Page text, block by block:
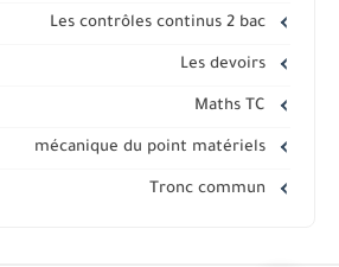
Les contrôles continus 2 bac
Les devoirs
mécanique du point matériels